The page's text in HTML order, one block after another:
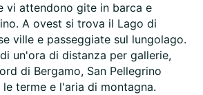
vi attendono gite in barca e
A ovest si trova il Lago di
ville e passeggiate sul lungolago.
un'ora di distanza per gallerie,
di Bergamo, San Pellegrino
terme e l'aria di montagna.